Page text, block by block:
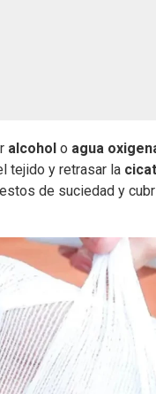
alcohol o agua
tejido y retrasar la
de suciedad y